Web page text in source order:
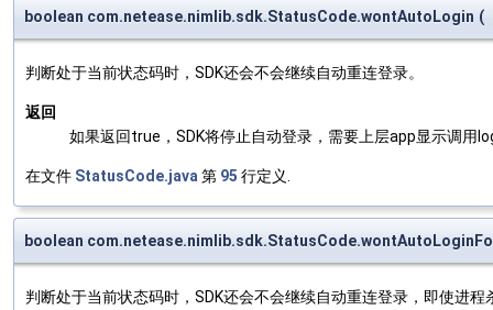
boolean com.netease.nimlib.sdk.StatusCode.wontAutoLogin (
判断处于当前状态码时，SDK还会不会继续自动重连登录。
返回
如果返回true，SDK将停止自动登录，需要上层app显示调用
在文件 StatusCode.java 第 95 行定义.
boolean
判断处于当前状态码时，SDK还会不会继续自动重连登录，即使进程